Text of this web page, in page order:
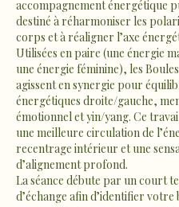
accompagnement énergétique
destiné à réharmoniser les
corps et à réaligner l’axe
Utilisées en paire (une énergie
une énergie féminine), les
agissent en synergie pour
énergétiques droite/gauche,
émotionnel et yin/yang. Ce
une meilleure circulation de
recentrage intérieur et une
d’alignement profond.
La séance débute par un court
d’échange afin d’identifier votre